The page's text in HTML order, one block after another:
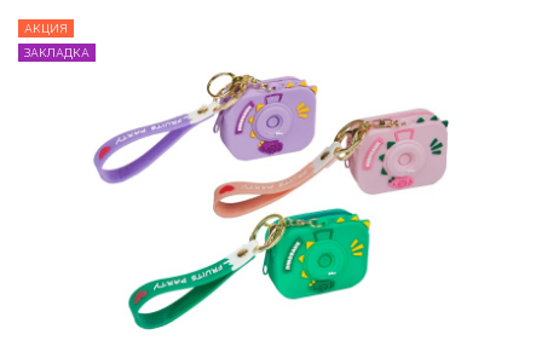
АКЦИЯ
ЗАКЛАДКА
АКЦИЯ
ЗАКЛАДКА